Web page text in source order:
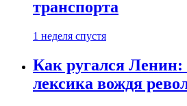
транспорта
1 неделя спустя
Как ругался Ленин:
лексика вождя